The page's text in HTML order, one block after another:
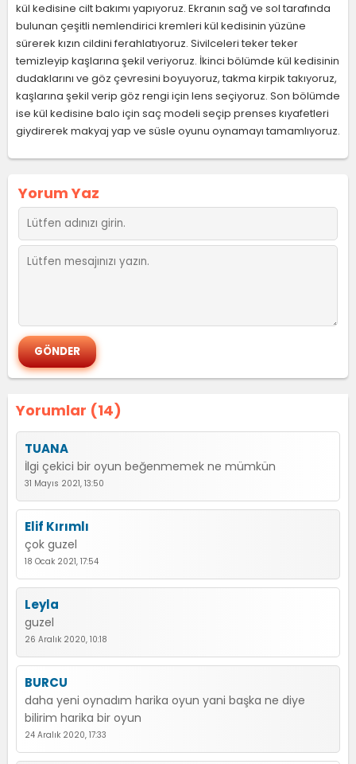
kül kedisine cilt bakımı yapıyoruz. Ekranın sağ ve sol tarafında
bulunan çeşitli nemlendirici kremleri kül kedisinin yüzüne
sürerek kızın cildini ferahlatıyoruz. Sivilceleri teker teker
temizleyip kaşlarına şekil veriyoruz. İkinci bölümde kül kedisinin
dudaklarını ve göz çevresini boyuyoruz, takma kirpik takıyoruz,
kaşlarına şekil verip göz rengi için lens seçiyoruz. Son bölümde
ise kül kedisine balo için saç modeli seçip prenses kıyafetleri
giydirerek makyaj yap ve süsle oyunu oynamayı tamamlıyoruz.
Yorumlar (14)
TUANA
İlgi çekici bir oyun beğenmemek ne mümkün
31 Mayıs 2021, 13:50
Elif Kırımlı
çok guzel
18 Ocak 2021, 17:54
Leyla
guzel
26 Aralık 2020, 10:18
BURCU
daha yeni oynadım harika oyun yani başka ne diye
bilirim harika bir oyun
24 Aralık 2020, 17:33
Yorum Yaz